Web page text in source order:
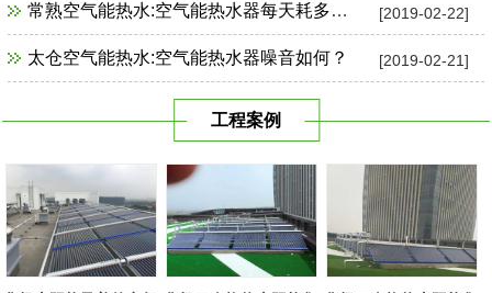
[2019-02-22]
常熟空气能热水:空气能热水器每天耗多少电？
[2019-02-21]
太仓空气能热水:空气能热水器噪音如何？
工程案例